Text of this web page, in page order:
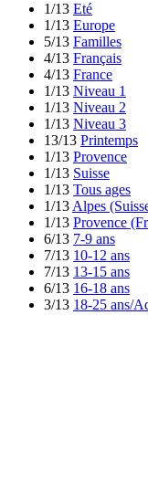
1/13 Eté
1/13 Europe
5/13 Familles
4/13 Français
4/13 France
1/13 Niveau 1
1/13 Niveau 2
1/13 Niveau 3
13/13 Printemps
1/13 Provence
1/13 Suisse
1/13 Tous ages
1/13Alpes
1/13 Provence
6/13 7-9 ans
7/13 10-12 ans
7/13 13-15 ans
6/13 16-18 ans
3/13 18-25 ans/